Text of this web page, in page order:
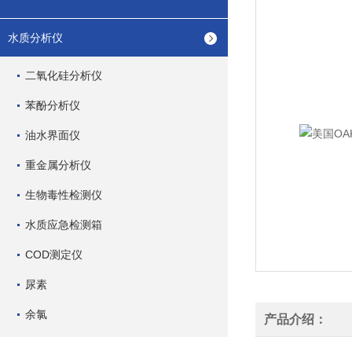
水质分析仪
二氧化硅分析仪
苯酚分析仪
油水界面仪
重金属分析仪
生物毒性检测仪
水质应急检测箱
COD测定仪
尿素
余氯 产品介绍：